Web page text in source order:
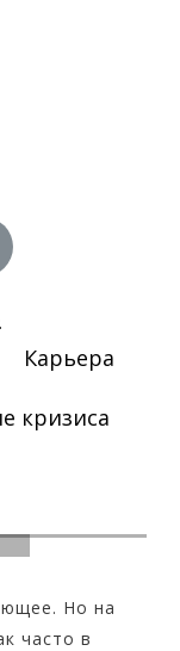
Карьера
кризиса
Но на
часто в